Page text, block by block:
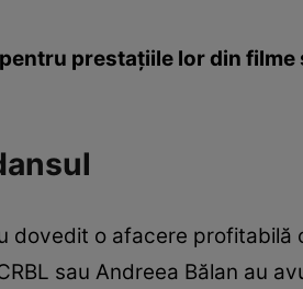
prestaţiile lor din filme
dovedit o afacere profitabilă
sau Andreea Bălan au